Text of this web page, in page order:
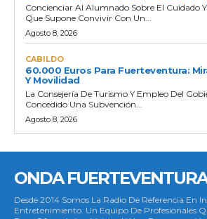
Concienciar Al Alumnado Sobre El Cuidado
Que Supone Convivir Con Un...
Agosto 8, 2026
CABILDO
60.000 Euros Para Fuerteventura:
Y Movilidad
La Consejería De Turismo Y Empleo Del
Concedido Una Subvención...
Agosto 8, 2026
ONDA FUERTEVENTURA
Desde 2014 Somos La Radio De Referencia En
Entretenimiento. Un Equipo De Profesionales